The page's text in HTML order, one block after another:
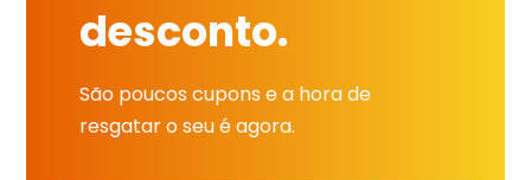
desconto.
São poucos cupons e a hora de
resgatar o seu é agora.